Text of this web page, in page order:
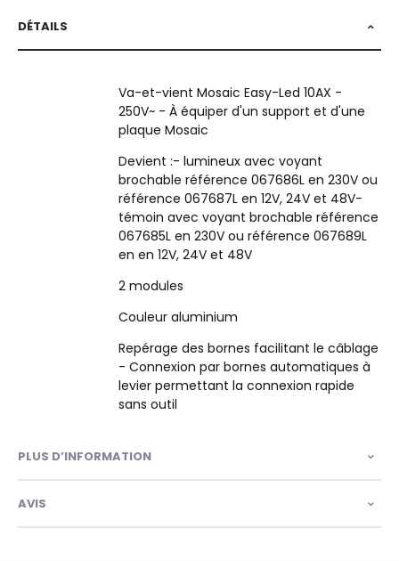
DÉTAILS
Va-et-vient Mosaic Easy-Led 10AX -
250V~ - À équiper d'un support et d'une
plaque Mosaic
Devient :- lumineux avec voyant
brochable référence 067686L en 230V ou
référence 067687L en 12V, 24V et 48V-
témoin avec voyant brochable référence
067685L en 230V ou référence 067689L
en en 12V, 24V et 48V
2 modules
Couleur aluminium
Repérage des bornes facilitant le câblage
- Connexion par bornes automatiques à
levier permettant la connexion rapide
sans outil
PLUS D’INFORMATION
AVIS